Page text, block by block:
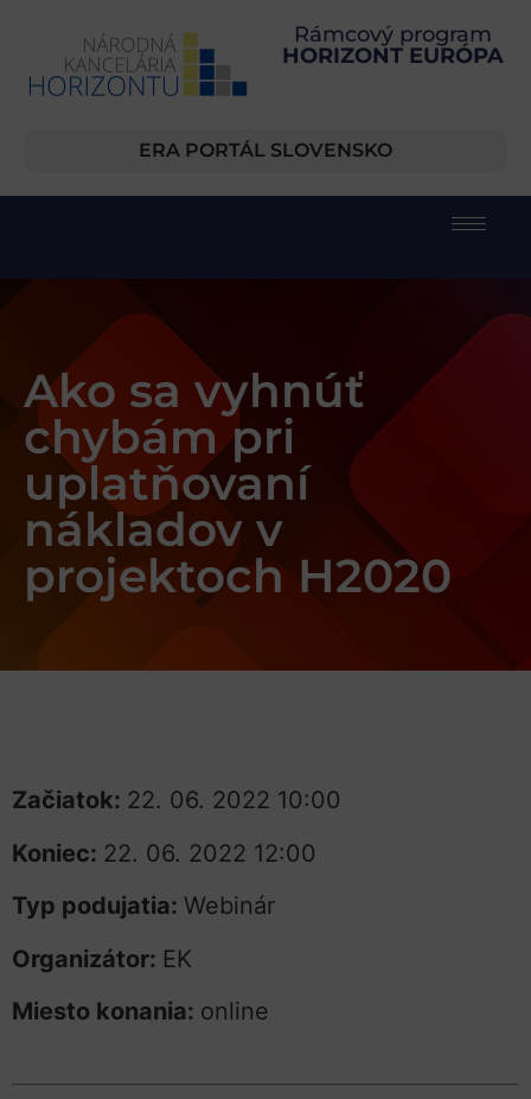
Rámcový program
HORIZONT EURÓPA
ERA PORTÁL SLOVENSKO
Ako sa vyhnúť
chybám pri
uplatňovaní
nákladov v
projektoch H2020
Začiatok: 22. 06. 2022 10:00
Koniec: 22. 06. 2022 12:00
Typ podujatia: Webinár
Organizátor: EK
Miesto konania: online